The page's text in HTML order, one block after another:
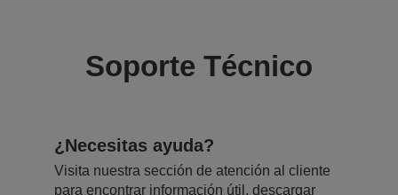
Soporte Técnico
¿Necesitas ayuda?
Visita nuestra sección de atención al cliente
para encontrar información útil, descargar